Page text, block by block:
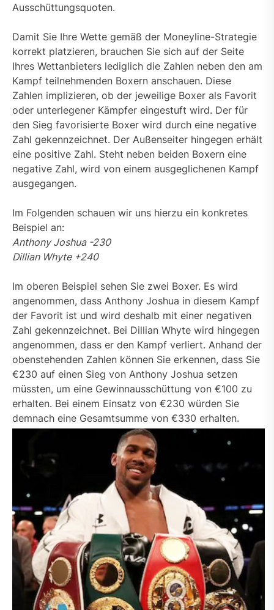
Ausschüttungsquoten.
Damit Sie Ihre Wette gemäß der Moneyline-Strategie
korrekt platzieren, brauchen Sie sich auf der Seite
Ihres Wettanbieters lediglich die Zahlen neben den am
Kampf teilnehmenden Boxern anschauen. Diese
Zahlen implizieren, ob der jeweilige Boxer als Favorit
oder unterlegener Kämpfer eingestuft wird. Der für
den Sieg favorisierte Boxer wird durch eine negative
Zahl gekennzeichnet. Der Außenseiter hingegen erhält
eine positive Zahl. Steht neben beiden Boxern eine
negative Zahl, wird von einem ausgeglichenen Kampf
ausgegangen.
Im Folgenden schauen wir uns hierzu ein konkretes
Beispiel an:
Anthony Joshua -230
Dillian Whyte +240
Im oberen Beispiel sehen Sie zwei Boxer. Es wird
angenommen, dass Anthony Joshua in diesem Kampf
der Favorit ist und wird deshalb mit einer negativen
Zahl gekennzeichnet. Bei Dillian Whyte wird hingegen
angenommen, dass er den Kampf verliert. Anhand der
obenstehenden Zahlen können Sie erkennen, dass Sie
€230 auf einen Sieg von Anthony Joshua setzen
müssten, um eine Gewinnausschüttung von €100 zu
erhalten. Bei einem Einsatz von €230 würden Sie
demnach eine Gesamtsumme von €330 erhalten.